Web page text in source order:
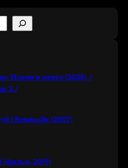
Пламя и пепел (2025) /
3 /
| Ratatouille (2007)
(фильм, 2019)